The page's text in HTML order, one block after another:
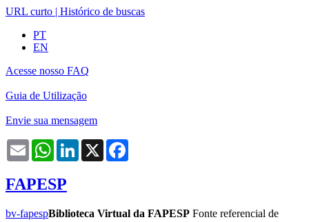
URL curto | Histórico de buscas
PT
EN
Acesse nosso FAQ
Guia de Utilização
Envie sua mensagem
Email WhatsAppLinkedIn
X
FAPESP
bv-fapespBiblioteca Virtual da FAPESP Fonte referencial de